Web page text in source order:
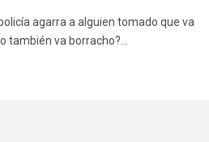
agarra a alguien tomado que va
también va borracho?...